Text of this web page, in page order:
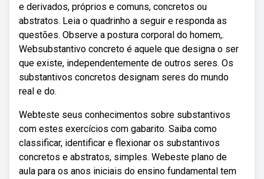
e derivados, próprios e comuns, concretos ou
abstratos. Leia o quadrinho a seguir e responda as
questões. Observe a postura corporal do homem,.
Websubstantivo concreto é aquele que designa o ser
que existe, independentemente de outros seres. Os
substantivos concretos designam seres do mundo
real e do.
Webteste seus conhecimentos sobre substantivos
com estes exercícios com gabarito. Saiba como
classificar, identificar e flexionar os substantivos
concretos e abstratos, simples. Webeste plano de
aula para os anos iniciais do ensino fundamental tem